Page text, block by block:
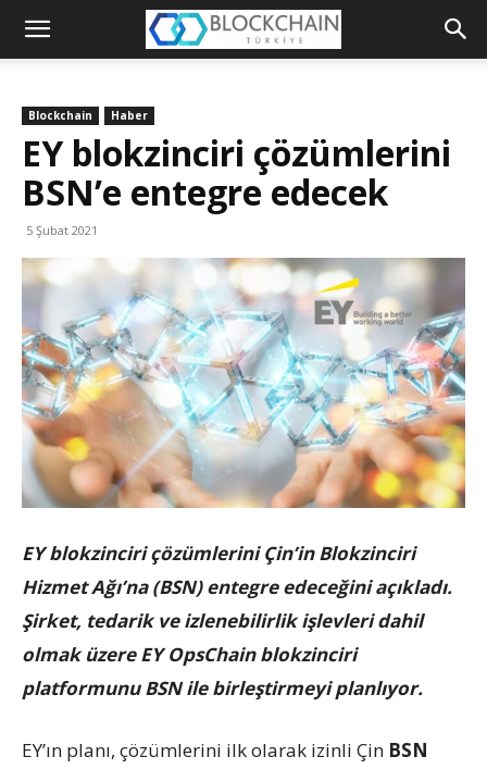
Blockchain
Blockchain Haber
EY blokzinciri çözümlerini
BSN’e entegre edecek
5 Şubat 2021
EY blokzinciri çözümlerini Çin’in Blokzinciri
Hizmet Ağı’na (BSN) entegre edeceğini açıkladı.
Şirket, tedarik ve izlenebilirlik işlevleri dahil
olmak üzere EY OpsChain blokzinciri
platformunu BSN ile birleştirmeyi planlıyor.
EY’ın planı, çözümlerini ilk olarak izinli Çin BSN